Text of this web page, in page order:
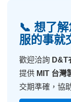
📞 想了
服的事就
歡迎洽詢 D&T
提供 MIT 台灣
交期準確，協